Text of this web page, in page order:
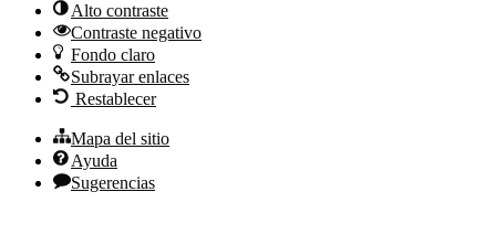
Alto contraste
Contraste negativo
Fondo claro
Subrayar enlaces
Restablecer
Mapa del sitio
Ayuda
Sugerencias